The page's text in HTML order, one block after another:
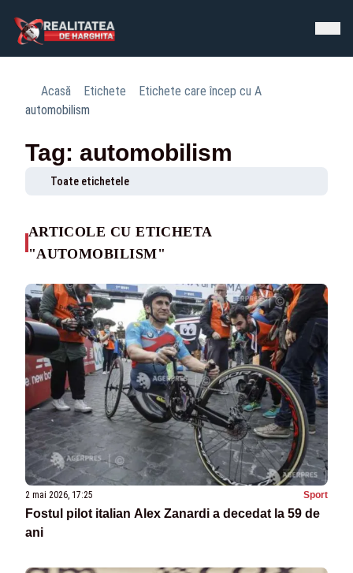
Acasă Etichete
Etichete care încep cu A
automobilism
Tag: automobilism
Toate etichetele
ARTICOLE CU ETICHETA
"AUTOMOBILISM"
2 mai 2026, 17:25 Sport
Fostul pilot italian Alex Zanardi a decedat la 59 de
ani